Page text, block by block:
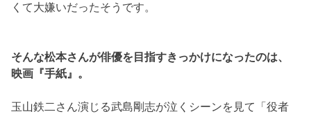
くて大嫌いだったそうです。
そんな松本さんが俳優を目指すきっかけになったのは、
映画『手紙』。
玉山鉄二さん演じる武島剛志が泣くシーンを見て「役者